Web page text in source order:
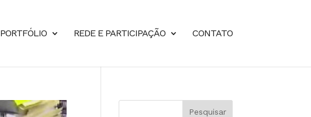
PORTFÓLIO REDE E PARTICIPAÇÃO CONTATO
Pesquisar